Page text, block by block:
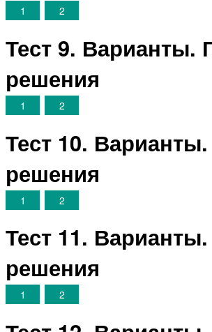
1 2
Тест 9. Варианты.
решения
1 2
Тест 10.
решения
1 2
Тест 11.
решения
1 2